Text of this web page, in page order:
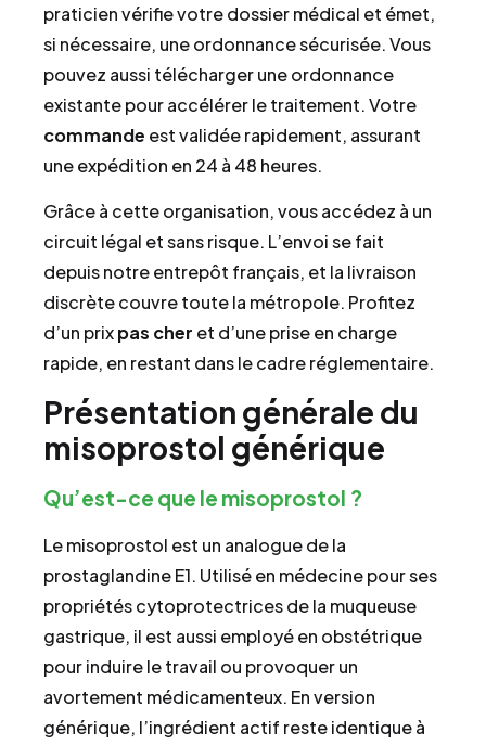
praticien vérifie votre dossier médical et émet,
si nécessaire, une ordonnance sécurisée. Vous
pouvez aussi télécharger une ordonnance
existante pour accélérer le traitement. Votre
commande est validée rapidement, assurant
une expédition en 24 à 48 heures.
Grâce à cette organisation, vous accédez à un
circuit légal et sans risque. L’envoi se fait
depuis notre entrepôt français, et la livraison
discrète couvre toute la métropole. Profitez
d’un prixpas cher et d’une prise en charge
rapide, en restant dans le cadre réglementaire.
Présentation générale du
misoprostol générique
Qu’est-ce que le misoprostol ?
Le misoprostol est un analogue de la
prostaglandine E1. Utilisé en médecine pour ses
propriétés cytoprotectrices de la muqueuse
gastrique, il est aussi employé en obstétrique
pour induire le travail ou provoquer un
avortement médicamenteux. En version
générique, l’ingrédient actif reste identique à